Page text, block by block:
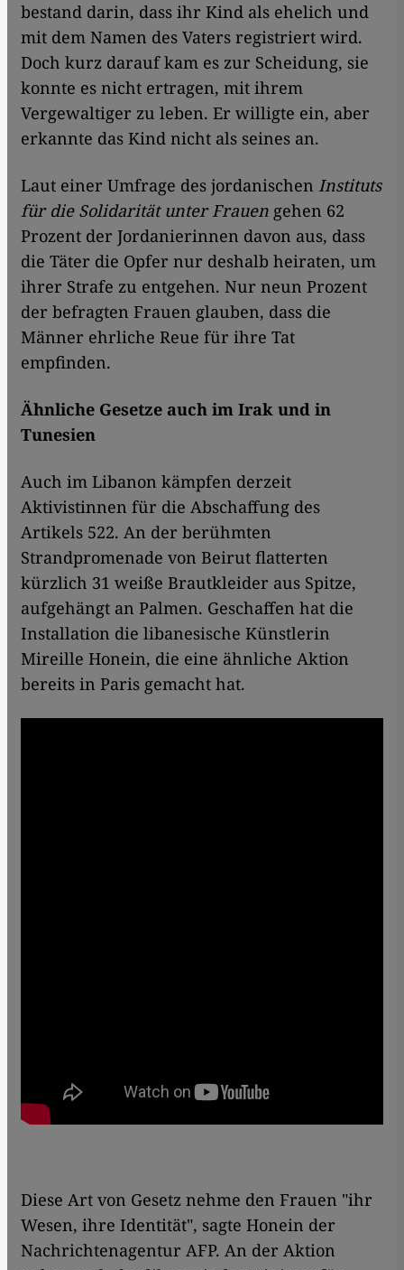
bestand darin, dass ihr Kind als ehelich und
mit dem Namen des Vaters registriert wird.
Doch kurz darauf kam es zur Scheidung, sie
konnte es nicht ertragen, mit ihrem
Vergewaltiger zu leben. Er willigte ein, aber
erkannte das Kind nicht als seines an.
Laut einer Umfrage des jordanischen Instituts
für die Solidarität unter Frauen gehen 62
Prozent der Jordanierinnen davon aus, dass
die Täter die Opfer nur deshalb heiraten, um
ihrer Strafe zu entgehen. Nur neun Prozent
der befragten Frauen glauben, dass die
Männer ehrliche Reue für ihre Tat
empfinden.
Ähnliche Gesetze auch im Irak und in
Tunesien
Auch im Libanon kämpfen derzeit
Aktivistinnen für die Abschaffung des
Artikels 522. An der berühmten
Strandpromenade von Beirut flatterten
kürzlich 31 weiße Brautkleider aus Spitze,
aufgehängt an Palmen. Geschaffen hat die
Installation die libanesische Künstlerin
Mireille Honein, die eine ähnliche Aktion
bereits in Paris gemacht hat.
Diese Art von Gesetz nehme den Frauen "ihr
Wesen, ihre Identität", sagte Honein der
Nachrichtenagentur AFP. An der Aktion